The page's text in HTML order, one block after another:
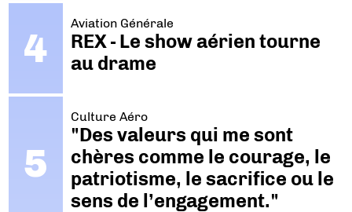
Aviation Générale
REX - Le show aérien tourne
au drame
Culture Aéro
"Des valeurs qui me sont
chères comme le courage, le
patriotisme, le sacrifice ou le
sens de l’engagement."